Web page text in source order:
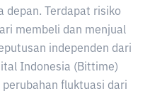
depan. Terdapat risiko
membeli dan menjual
independen dari
Indonesia (Bittime)
fluktuasi dari